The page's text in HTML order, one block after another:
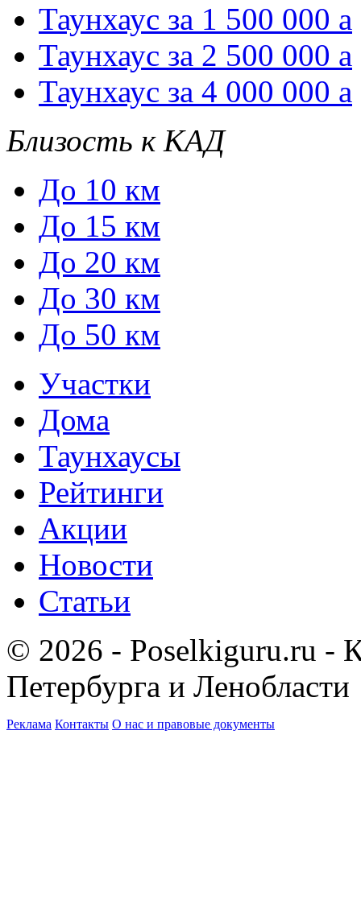
Таунхаус за 1 500 000 a
Таунхаус за 2 500 000 a
Таунхаус за 4 000 000 a
Близость к КАД
До 10 км
До 15 км
До 20 км
До 30 км
До 50 км
Участки
Дома
Таунхаусы
Рейтинги
Акции
Новости
Статьи
© 2026 - Poselkiguru.ru -
Петербурга и Ленобласти
Реклама Контакты О нас и правовые документы